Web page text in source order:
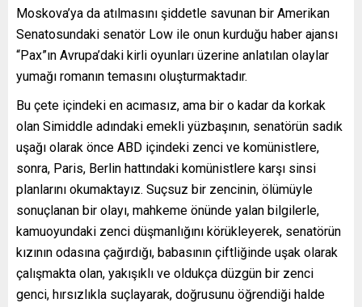
Moskova’ya da atılmasını şiddetle savunan bir Amerikan
Senatosundaki senatör Low ile onun kurduğu haber ajansı
“Pax”ın Avrupa’daki kirli oyunları üzerine anlatılan olaylar
yumağı romanın temasını oluşturmaktadır.
Bu çete içindeki en acımasız, ama bir o kadar da korkak
olan Simiddle adındaki emekli yüzbaşının, senatörün sadık
uşağı olarak önce ABD içindeki zenci ve komünistlere,
sonra, Paris, Berlin hattındaki komünistlere karşı sinsi
planlarını okumaktayız. Suçsuz bir zencinin, ölümüyle
sonuçlanan bir olayı, mahkeme önünde yalan bilgilerle,
kamuoyundaki zenci düşmanlığını körükleyerek, senatörün
kızının odasına çağırdığı, babasının çiftliğinde uşak olarak
çalışmakta olan, yakışıklı ve oldukça düzgün bir zenci
genci, hırsızlıkla suçlayarak, doğrusunu öğrendiği halde